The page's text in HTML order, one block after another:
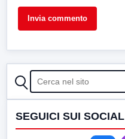
CERCA
SEGUICI SUI SOCIAL